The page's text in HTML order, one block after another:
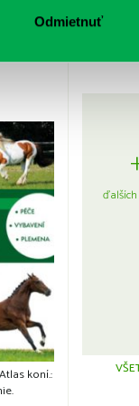
Odmietnuťjaponskou
koní.: